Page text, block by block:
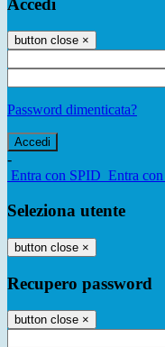
Accedi
button close ×
Password dimenticata?
-
Entra con SPID Entra
Seleziona utente
button close ×
Recupero password
button close ×